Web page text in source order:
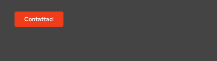
Contattaci